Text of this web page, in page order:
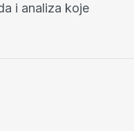
i analiza koje